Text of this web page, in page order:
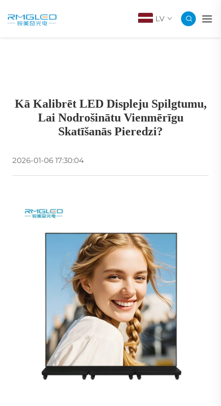
LV
Kā Kalibrēt LED Displeju Spilgtumu,
Lai Nodrošinātu Vienmērīgu
Skatīšanās Pieredzi?
2026-01-06 17:30:04